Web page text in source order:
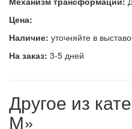
Цена:
Наличие: уточняйте в
На заказ: 3-5 дней
Другое из
М»